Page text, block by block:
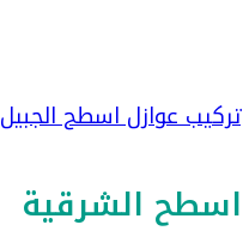
تركيب عوازل اسطح الجبيل
الشرقية